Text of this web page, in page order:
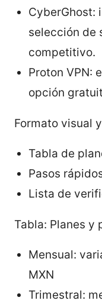
CyberGhost:
selección de
competitivo.
Proton VPN:
opción
Formato visual
Tabla de
Pasos
Lista de
Tabla: Planes y
Mensual:
MXN
Trimestral: